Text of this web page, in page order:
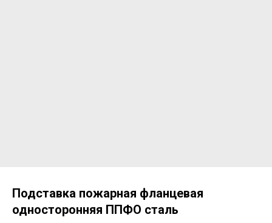
Подставка пожарная фланцевая
односторонняя ППФО сталь